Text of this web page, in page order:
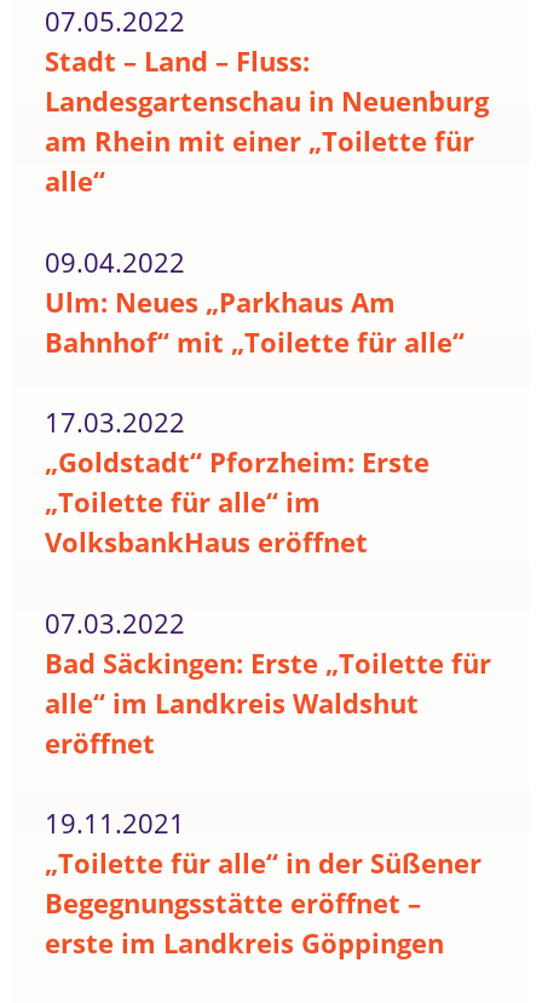
07.05.2022
Stadt – Land – Fluss:
Landesgartenschau in Neuenburg
am Rhein mit einer „Toilette für
alle“
09.04.2022
Ulm: Neues „Parkhaus Am
Bahnhof“ mit „Toilette für alle“
17.03.2022
„Goldstadt“ Pforzheim: Erste
„Toilette für alle“ im
VolksbankHaus eröffnet
07.03.2022
Bad Säckingen: Erste „Toilette für
alle“ im Landkreis Waldshut
eröffnet
19.11.2021
„Toilette für alle“ in der Süßener
Begegnungsstätte eröffnet –
erste im Landkreis Göppingen